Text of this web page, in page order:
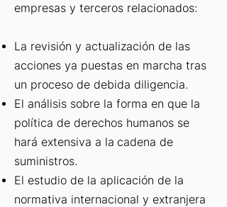
empresas y terceros relacionados:
La revisión y actualización de las
acciones ya puestas en marcha tras
un proceso de debida diligencia.
El análisis sobre la forma en que la
política de derechos humanos se
hará extensiva a la cadena de
suministros.
El estudio de la aplicación de la
normativa internacional y extranjera